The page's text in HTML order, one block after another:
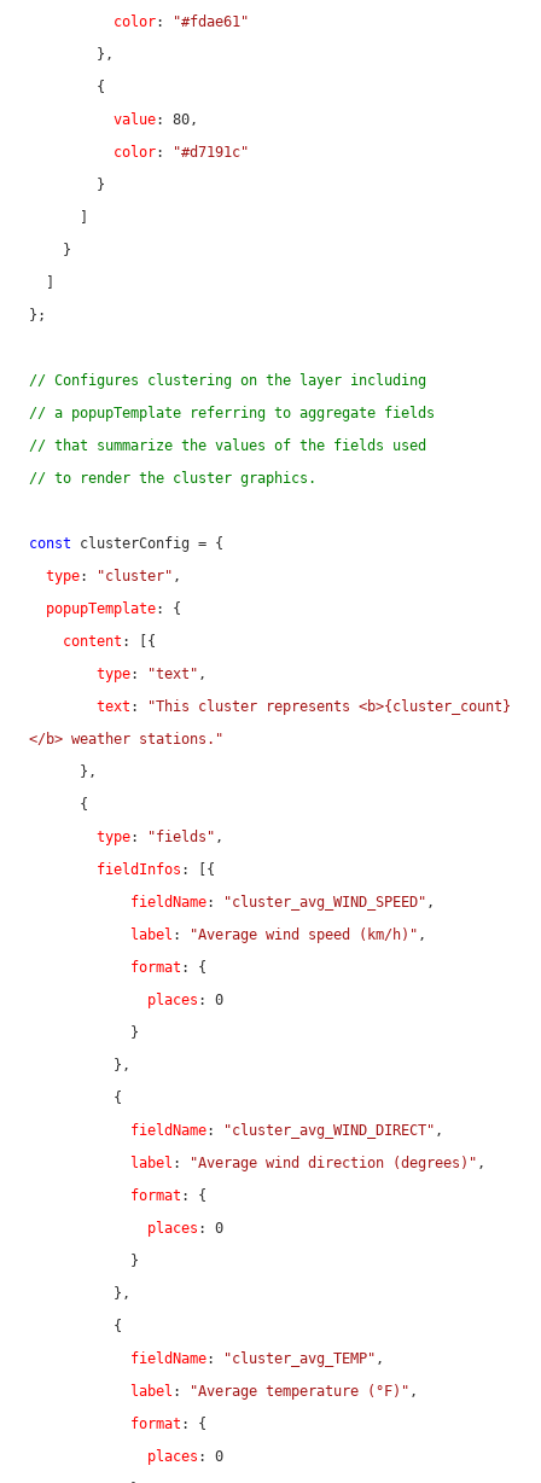
color:
"#fdae61"
value: 80,
color:
"#d7191c"
};
// Configures clustering on the layer including
// a popupTemplate referring to aggregate fields
// that summarize the values of the fields used
// to render the cluster graphics.
const clusterConfig = {
type: "cluster" ,
popupTemplate: {
content : [{
type: "text" ,
text :
"This cluster represents <b>{cluster_count}
</b> weather stations."
type: "fields" ,
fieldInfos : [{
fieldName: "cluster_avg_WIND_SPEED" ,
label : "Average wind speed (km/h)" ,
format : {
places : 0
fieldName: "cluster_avg_WIND_DIRECT" ,
label : "Average wind direction (degrees)" ,
format : {
places : 0
fieldName: "cluster_avg_TEMP" ,
label : "Average temperature (°F)" ,
format : {
places : 0